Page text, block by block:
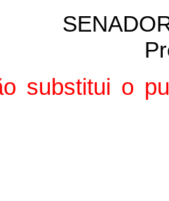
substitui o